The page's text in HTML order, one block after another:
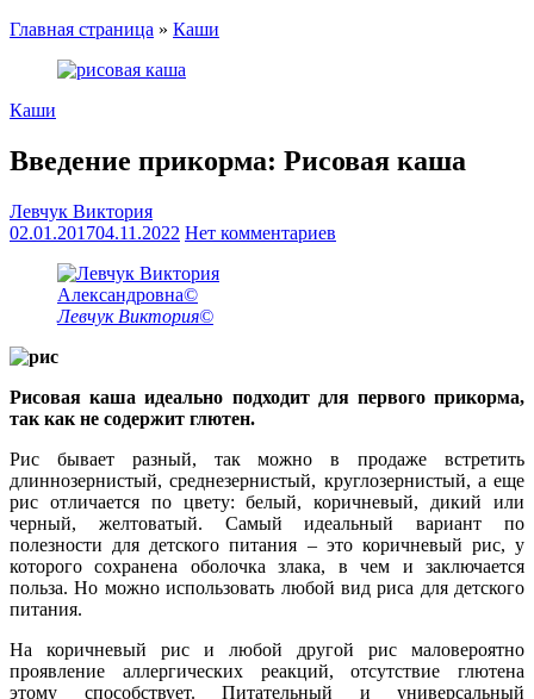
Главная страница » Каши
Каши
Введение прикорма: Рисовая каша
Левчук Виктория
02.01.201704.11.2022 Нет комментариев
Левчук Виктория©
Рисовая каша идеально подходит для первого прикорма,
так как не содержит глютен.
Рис бывает разный, так можно в продаже встретить
длиннозернистый, среднезернистый, круглозернистый, а еще
рис отличается по цвету: белый, коричневый, дикий или
черный, желтоватый. Самый идеальный вариант по
полезности для детского питания – это коричневый рис, у
которого сохранена оболочка злака, в чем и заключается
польза. Но можно использовать любой вид риса для детского
питания.
На коричневый рис и любой другой рис маловероятно
проявление аллергических реакций, отсутствие глютена
этому способствует. Питательный и универсальный